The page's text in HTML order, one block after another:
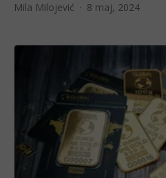
Mila Milojević 8 maj, 2024